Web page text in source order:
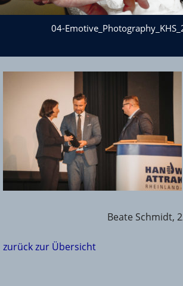
04-
Beate Schmidt,
zurück zur Übersicht